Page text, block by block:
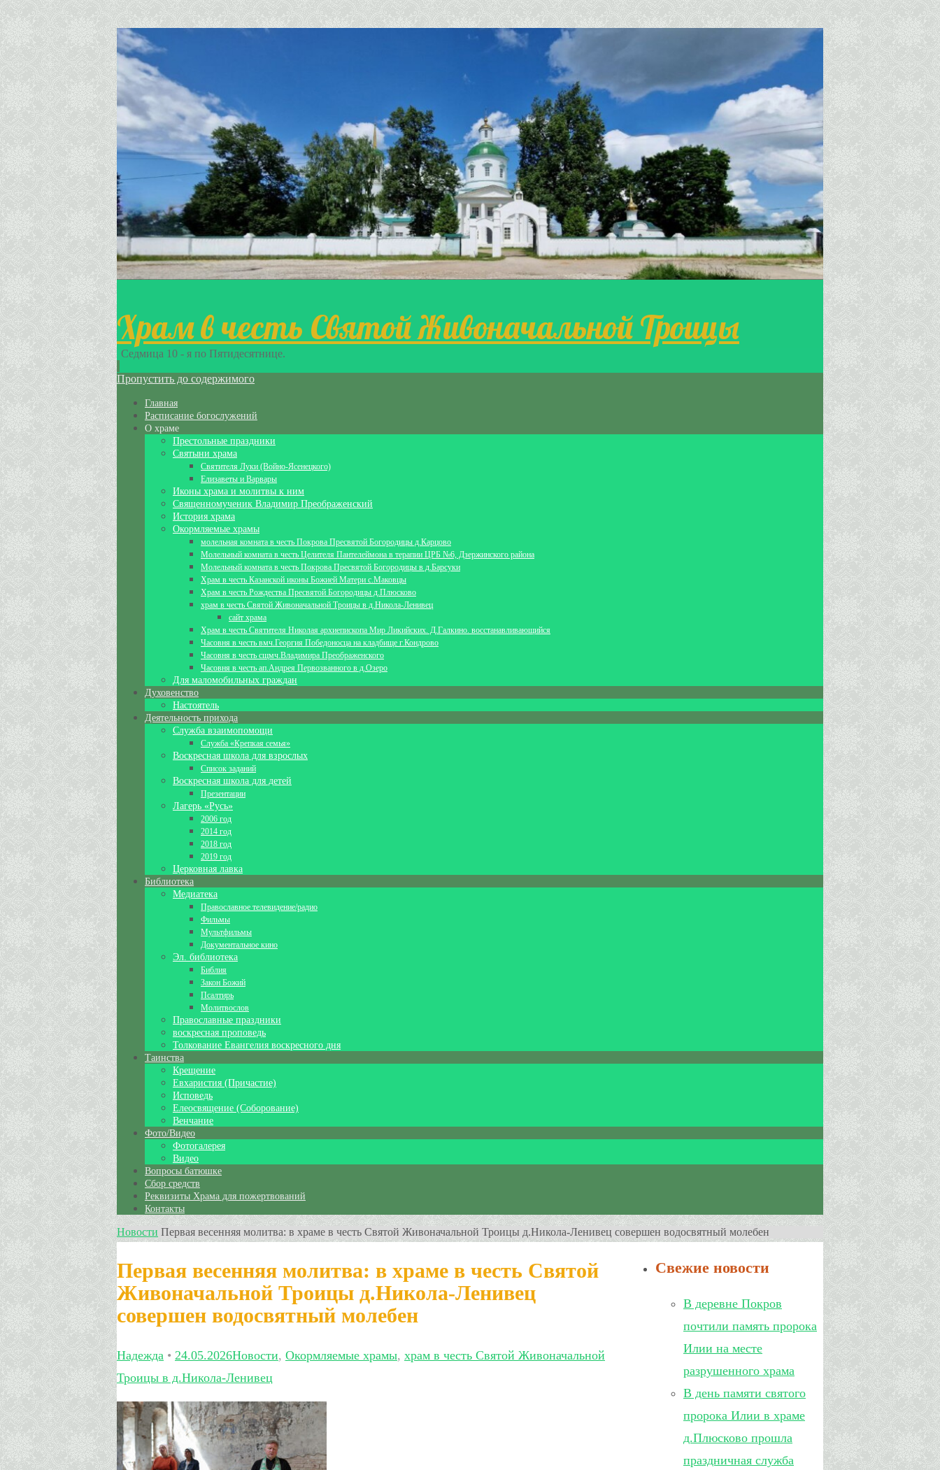
Храм в честь Святой Живоначальной Троицы
Седмица 10 - я по Пятидесятнице.
Пропустить до содержимого
Главная
Расписание богослужений
О храме
Престольные праздники
Святыни храма
Святителя Луки (Войно-Ясенецкого)
Елизаветы и Варвары
Иконы храма и молитвы к ним
Священномученик Владимир Преображенский
История храма
Окормляемые храмы
молельная комната в честь Покрова Пресвятой Богородицы д.Карцово
Молельный комната в честь Целителя Пантелеймона в терапии ЦРБ №6, Дзержинского района
Молельный комната в честь Покрова Пресвятой Богородицы в д.Барсуки
Храм в честь Казанской иконы Божией Матери с.Маковцы
Храм в честь Рождества Пресвятой Богородицы д.Плюсково
храм в честь Святой Живоначальной Троицы в д.Никола-Ленивец
сайт храма
Храм в честь Святителя Николая архиепископа Мир Ликийских. Д.Галкино. восстанавливающийся
Часовня в честь вмч.Георгия Победоносца на кладбище г.Кондрово
Часовня в честь сщмч.Владимира Преображенского
Часовня в честь ап.Андрея Первозванного в д.Озеро
Для маломобильных граждан
Духовенство
Настоятель
Деятельность прихода
Служба взаимопомощи
Служба «Крепкая семья»
Воскресная школа для взрослых
Список заданий
Воскресная школа для детей
Презентации
Лагерь «Русь»
2006 год
2014 год
2018 год
2019 год
Церковная лавка
Библиотека
Медиатека
Православное телевидение/радио
Фильмы
Мультфильмы
Документальное кино
Эл. библиотека
Библия
Закон Божий
Псалтирь
Молитвослов
Православные праздники
воскресная проповедь
Толкование Евангелия воскресного дня
Таинства
Крещение
Евхаристия (Причастие)
Исповедь
Елеосвящение (Соборование)
Венчание
Фото/Видео
Фотогалерея
Видео
Вопросы батюшке
Сбор средств
Реквизиты Храма для пожертвований
Контакты
Новости Первая весенняя молитва: в храме в честь Святой Живоначальной Троицы д.Никола-Ленивец совершен водосвятный молебен
Первая весенняя молитва: в храме в честь Святой
Живоначальной Троицы д.Никола-Ленивец
совершен водосвятный молебен
Надежда • 24.05.2026Новости, Окормляемые храмы, храм в честь Святой Живоначальной
Троицы в д.Никола-Ленивец
Свежие новости
В деревне Покров
почтили память пророка
Илии на месте
разрушенного храма
В день памяти святого
пророка Илии в храме
д.Плюсково прошла
праздничная служба